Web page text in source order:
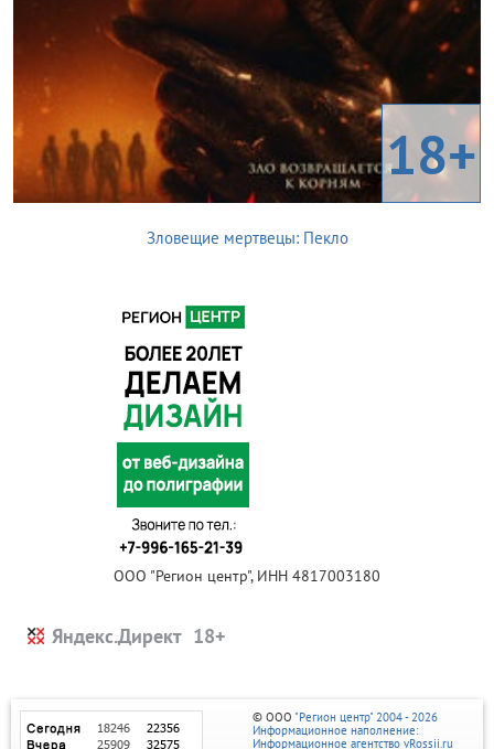
18+
Зловещие мертвецы: Пекло
ООО "Регион центр", ИНН 4817003180
Яндекс.Директ
© ООО "Регион центр" 2004 - 2026
Информационное наполнение:
Информационное агентство vRossii.ru